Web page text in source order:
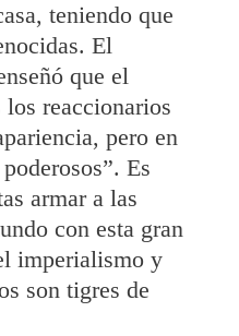
teniendo que
El
que el
reaccionarios
pero en
Es
armar a las
con esta gran
imperialismo y
son tigres de